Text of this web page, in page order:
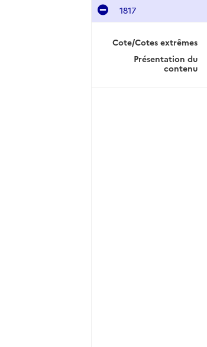
1817
Cote/Cotes extrêmes
Présentation du
contenu